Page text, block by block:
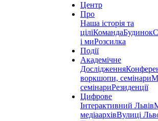
Центр
Про
Наша історія та
ціліКомандаБудинок
і миРозсилка
Події
Академічне
Дослідження
воркшопи, семінари
семінариРезиденції
Цифрове
Інтерактивний Львів
медіаархівВулиці